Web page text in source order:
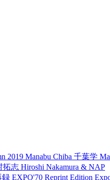
2019 Manabu Chiba 千葉学
拓志 Hiroshi Nakamura & NAP
EXPO'70 Reprint Edition